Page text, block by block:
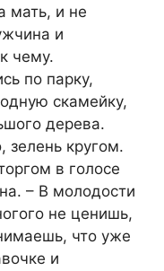
мать, и не
и
чему.
по парку,
скамейку,
дерева.
кругом.
в голосе
– В молодости
не ценишь,
что уже
и